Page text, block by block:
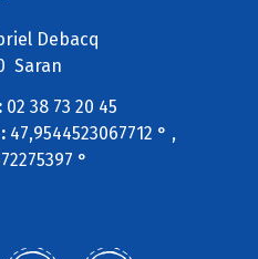
Debacq
Saran
02 38 73 20 45
47,9544523067712 ° ,
°